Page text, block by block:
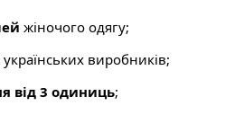
жіночого одягу;
виробників;
від 3 одиниць;